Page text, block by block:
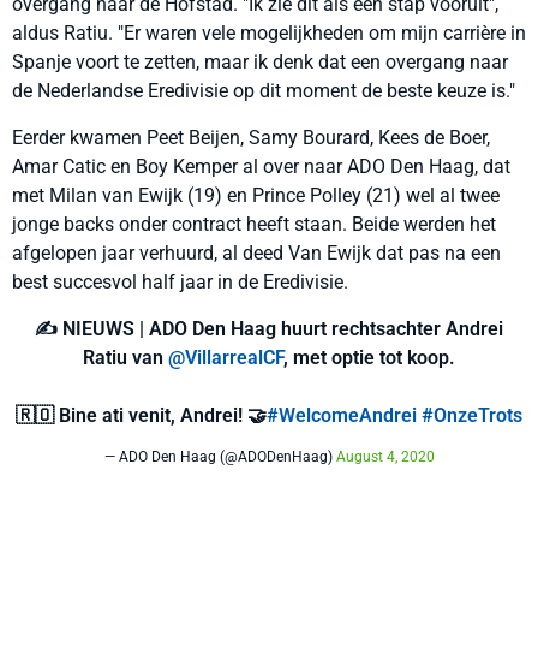
aldus Ratiu. "Er waren vele mogelijkheden om mijn carrière in
Spanje voort te zetten, maar ik denk dat een overgang naar
de Nederlandse Eredivisie op dit moment de beste keuze is."
Eerder kwamen Peet Beijen, Samy Bourard, Kees de Boer,
Amar Catic en Boy Kemper al over naar ADO Den Haag, dat
met Milan van Ewijk (19) en Prince Polley (21) wel al twee
jonge backs onder contract heeft staan. Beide werden het
afgelopen jaar verhuurd, al deed Van Ewijk dat pas na een
best succesvol half jaar in de Eredivisie.
✍️ NIEUWS | ADO Den Haag huurt rechtsachter Andrei
Ratiu van @VillarrealCF, met optie tot koop.
🇷🇴 Bine ati venit, Andrei! 🤝#WelcomeAndrei #OnzeTrots
— ADO Den Haag (@ADODenHaag) August 4, 2020